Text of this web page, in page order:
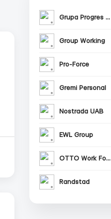
Grupa Progres Sp. z o.o.
Group Working
Pro-Force
Gremi Personal
Nostrada UAB
EWL Group
OTTO Work Force
Randstad